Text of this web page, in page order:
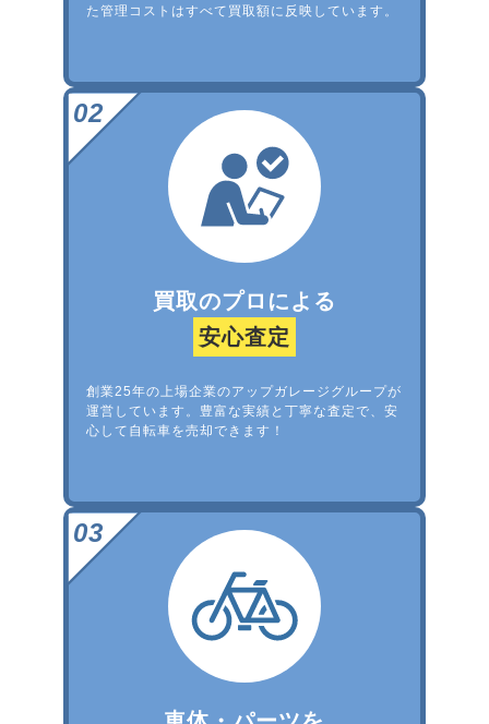
た管理コストはすべて買取額に反映しています。
買取のプロによる
安心査定
創業25年の上場企業のアップガレージグループが
運営しています。豊富な実績と丁寧な査定で、安
心して自転車を売却できます！